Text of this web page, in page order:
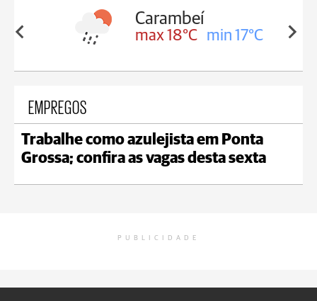
18°C
Carambeí
max 18°C min 17°C
EMPREGOS
Trabalhe como azulejista em Ponta
Grossa; confira as vagas desta sexta
PUBLICIDADE